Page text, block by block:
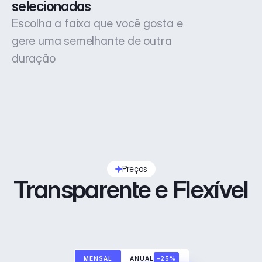
selecionadas
Escolha a faixa que você gosta e
gere uma semelhante de outra
duração
Preços
Transparente e Flexível
MENSAL ANUAL –25%